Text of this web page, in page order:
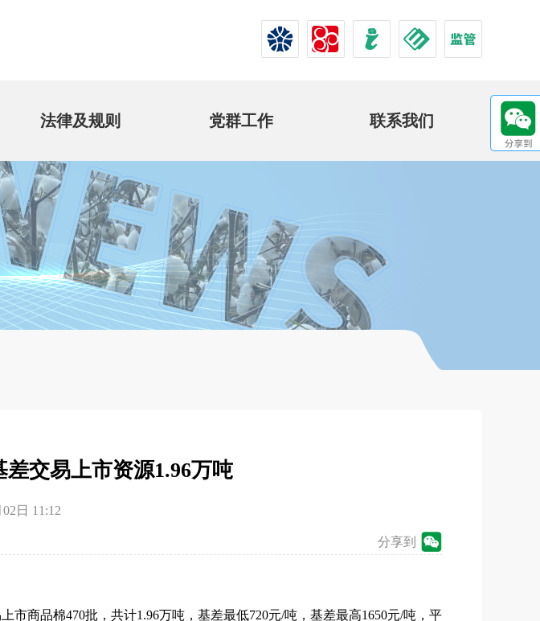
法律及规则 党群工作 联系我们
差交易上市资源1.96万吨
日 11:12
分享到
市商品棉470批，共计1.96万吨，基差最低720元/吨，基差最高1650元/吨，平